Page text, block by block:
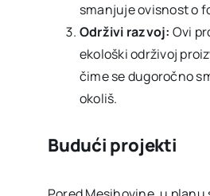
smanjuje ovisnost o
Održivi razvoj: Ovi
ekološki održivoj
čime se dugoročno
okoliš.
Budući projekti